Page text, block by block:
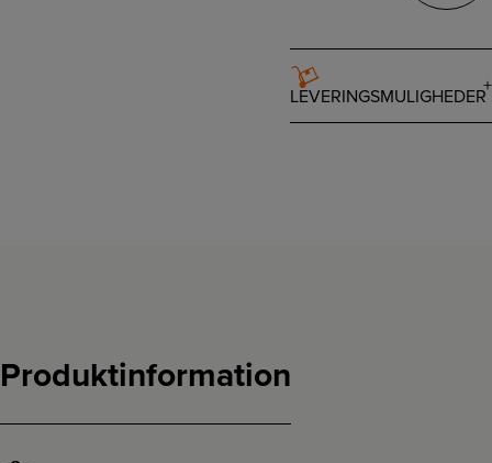
LEVERINGSMULIGHEDER
Produktinformation